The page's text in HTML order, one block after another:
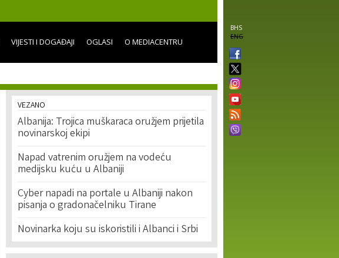
BHS
ENG
VIJESTI I DOGAĐAJI OGLASI O MEDIACENTRU
VEZANO
Albanija: Trojica muškaraca oružjem prijetila
novinarskoj ekipi
Napad vatrenim oružjem na vodeću
medijsku kuću u Albaniji
Cyber napadi na portale u Albaniji nakon
pisanja o gradonačelniku Tirane
Novinarka koju su iskoristili i Albanci i Srbi